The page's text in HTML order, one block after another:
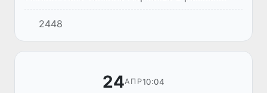
визита в Анкару провела встречу с
Председателем Великого Национального
Собрания Турции Нуманом Куртулмушем.
2448
24АПР10:04